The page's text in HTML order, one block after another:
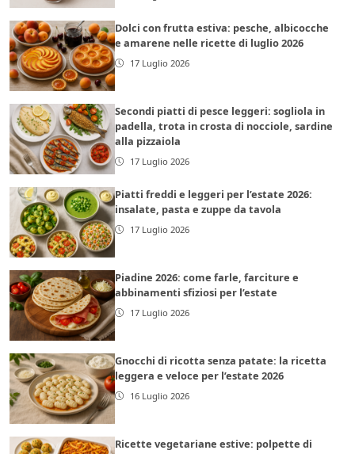
Dolci con frutta estiva: pesche, albicocche
e amarene nelle ricette di luglio 2026
17 Luglio 2026
Secondi piatti di pesce leggeri: sogliola in
padella, trota in crosta di nocciole, sardine
alla pizzaiola
17 Luglio 2026
Piatti freddi e leggeri per l’estate 2026:
insalate, pasta e zuppe da tavola
17 Luglio 2026
Piadine 2026: come farle, farciture e
abbinamenti sfiziosi per l’estate
17 Luglio 2026
Gnocchi di ricotta senza patate: la ricetta
leggera e veloce per l’estate 2026
16 Luglio 2026
Ricette vegetariane estive: polpette di